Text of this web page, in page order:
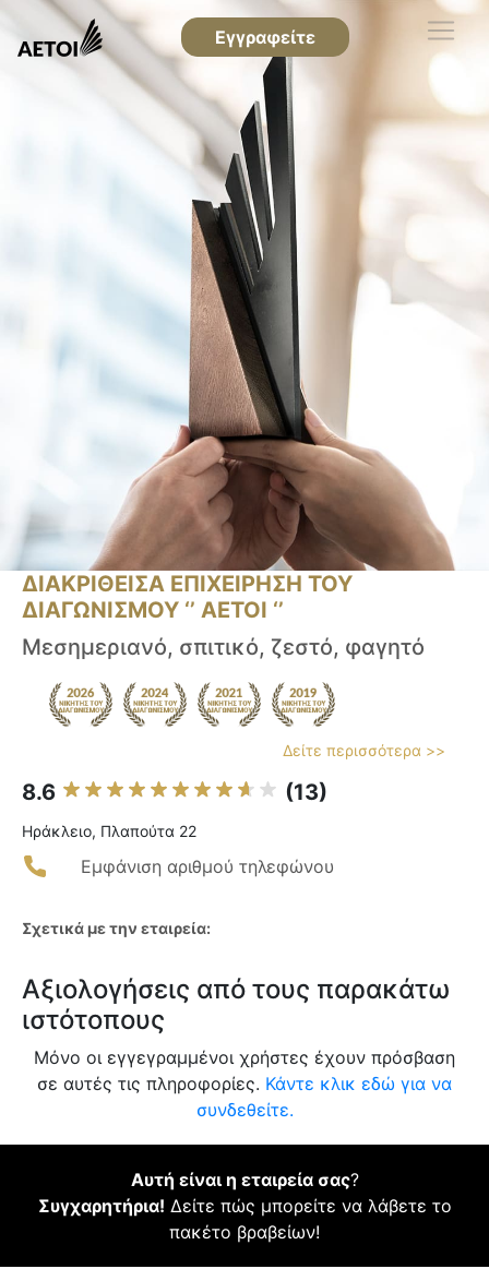
Εγγραφείτε
ΔΙΑΚΡΙΘΕΙΣΑ ΕΠΙΧΕΙΡΗΣΗ ΤΟΥ
ΔΙΑΓΩΝΙΣΜΟΥ ‘’ ΑΕΤΟΙ ‘’
Μεσημεριανό, σπιτικό, ζεστό, φαγητό
Δείτε περισσότερα >>
8.6 (13)
Ηράκλειο, Πλαπούτα 22
Εμφάνιση αριθμού τηλεφώνου
Σχετικά με την εταιρεία:
Αξιολογήσεις από τους παρακάτω
ιστότοπους
Μόνο οι εγγεγραμμένοι χρήστες έχουν πρόσβαση
σε αυτές τις πληροφορίες. Κάντε κλικ εδώ για να
συνδεθείτε.
Αυτή είναι η εταιρεία σας?
Συγχαρητήρια! Δείτε πώς μπορείτε να λάβετε το
πακέτο βραβείων!